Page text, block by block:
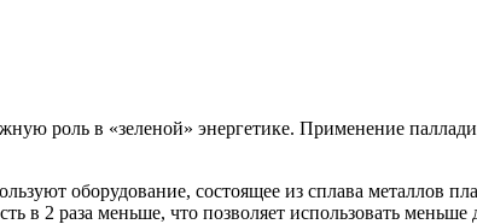
роль в «зеленой» энергетике. Применение
оборудование, состоящее из сплава металлов
в 2 раза меньше, что позволяет использовать меньше